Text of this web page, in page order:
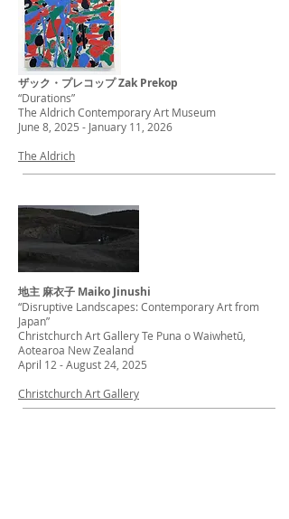
ザック・プレコップ Zak Prekop
“Durations”
The Aldrich Contemporary Art Museum
June 8, 2025 - January 11, 2026
The Aldrich
地主 麻衣子 Maiko Jinushi
“Disruptive Landscapes: Contemporary Art from
Japan”
Christchurch Art Gallery Te Puna o Waiwhetū,
Aotearoa New Zealand
April 12 - August 24, 2025
Christchurch Art Gallery